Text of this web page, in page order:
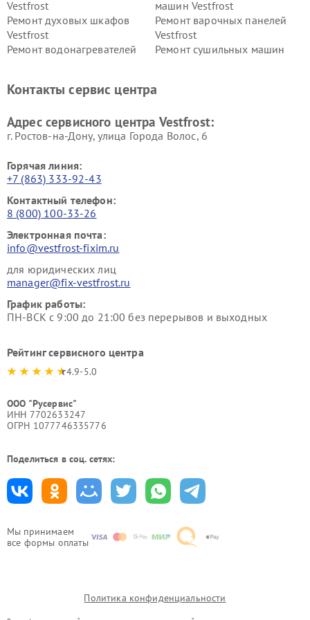
Мы принимаем
все формы оплаты
Vestfrost
машин Vestfrost
Ремонт духовых шкафов
Vestfrost
Ремонт варочных панелей
Vestfrost
Ремонт водонагревателей
Ремонт сушильных машин
Vestfrost
Контакты сервис центра
Адрес сервисного центра Vestfrost:
г. Ростов-на-Дону, улица Города Волос, 6
Горячая линия:
+7 (863) 333-92-43
Контактный телефон:
8 (800) 100-33-26
Электронная почта:
info@vestfrost-fixim.ru
для юридических лиц
manager@fix-vestfrost.ru
График работы:
ПН-ВСК с 9:00 до 21:00 без перерывов и выходных
Рейтинг сервисного центра
4.9-5.0
ООО "Русервис"
ИНН 7702633247
ОГРН 1077746335776
Поделиться в соц. сетях:
Политика конфиденциальности